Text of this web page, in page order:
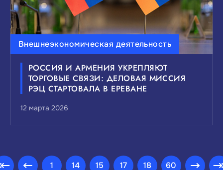
Внешнеэкономическая деятельность
РОССИЯ И АРМЕНИЯ УКРЕПЛЯЮТ
ТОРГОВЫЕ СВЯЗИ: ДЕЛОВАЯ МИССИЯ
РЭЦ СТАРТОВАЛА В ЕРЕВАНЕ
12 марта 2026
1 14 15 17 18 60